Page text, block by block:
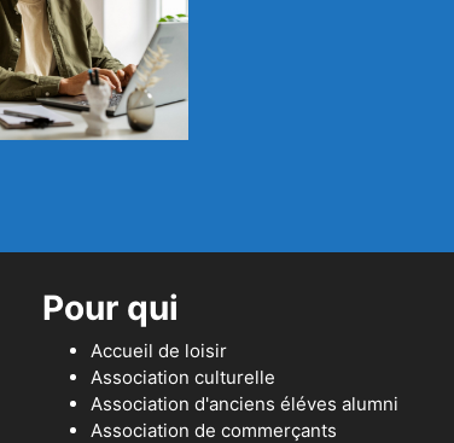
Pour qui
Accueil de loisir
Association culturelle
Association d'anciens éléves alumni
Association de commerçants